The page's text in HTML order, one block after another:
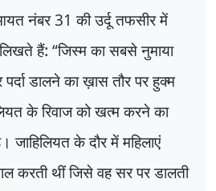
नंबर31 की उर्दू तफसीर में
लिखते हैं: “जिस्म का सबसे नुमाया
डालने का ख़ास तौर पर हुक्म
के रिवाज को खत्म करने का
जाहिलियत के दौर में महिलाएं
करती थीं जिसे वह सर पर डालती